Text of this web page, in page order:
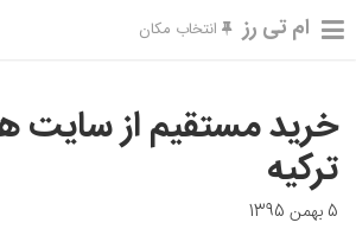
ام تی رز انتخاب مکان
خرید مستقیم از سایت
ترکیه
5 بهمن 1395